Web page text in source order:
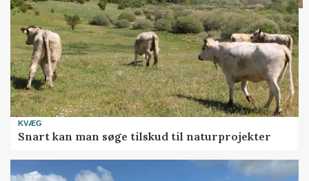
KVÆG
Snart kan man søge tilskud til naturprojekter